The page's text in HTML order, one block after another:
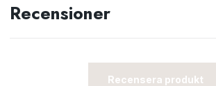
Recensioner
Recensera produkt